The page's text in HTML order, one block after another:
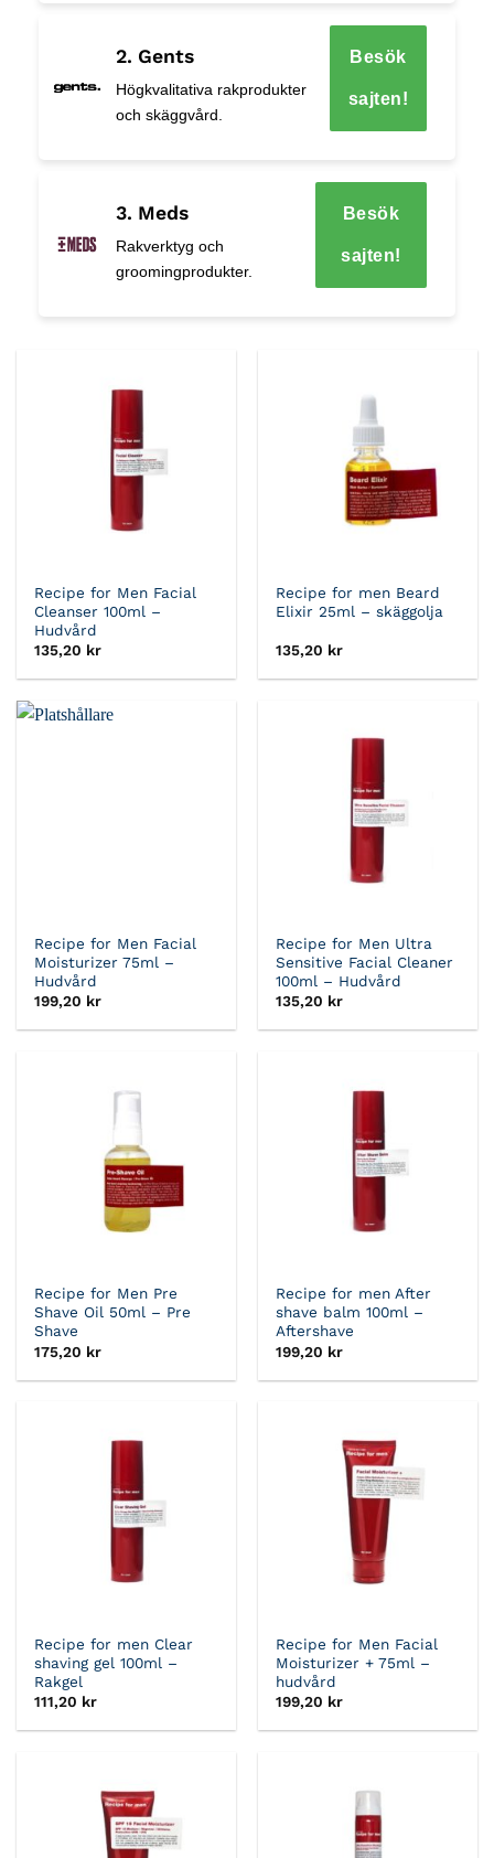
2. Gents
Högkvalitativa rakprodukter
och skäggvård.
Besök
sajten!
3. Meds
Rakverktyg och
groomingprodukter.
Besök
sajten!
Recipe for Men Facial
Cleanser 100ml –
Hudvård
135,20 kr
Recipe for men Beard
Elixir 25ml – skäggolja
135,20 kr
Recipe for Men Facial
Moisturizer 75ml –
Hudvård
199,20 kr
Recipe for Men Ultra
Sensitive Facial Cleaner
100ml – Hudvård
135,20 kr
Recipe for Men Pre
Shave Oil 50ml – Pre
Shave
175,20 kr
Recipe for men After
shave balm 100ml –
Aftershave
199,20 kr
Recipe for men Clear
shaving gel 100ml –
Rakgel
111,20 kr
Recipe for Men Facial
Moisturizer + 75ml –
hudvård
199,20 kr